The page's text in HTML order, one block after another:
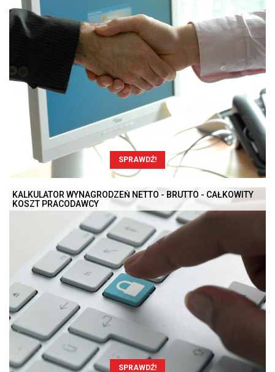
SPRAWDŹ!
KALKULATOR WYNAGRODZEŃ NETTO - BRUTTO - CAŁKOWITY
KOSZT PRACODAWCY
SPRAWDŹ!